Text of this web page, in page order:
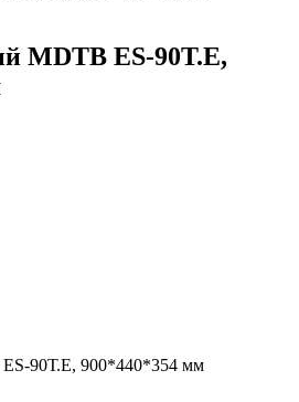
MDTB ES-90Т.Е,
90Т.Е, 900*440*354 мм